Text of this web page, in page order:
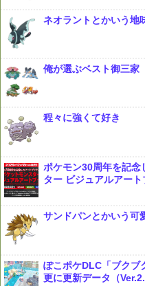
ネオラントとかいう地
俺が選ぶベスト御三家
程々に強くて好き
ポケモン30周年を記念
ター ビジュアルアー
サンドパンとかいう可
ぽこポケDLC「ブクブ
更に更新データ（